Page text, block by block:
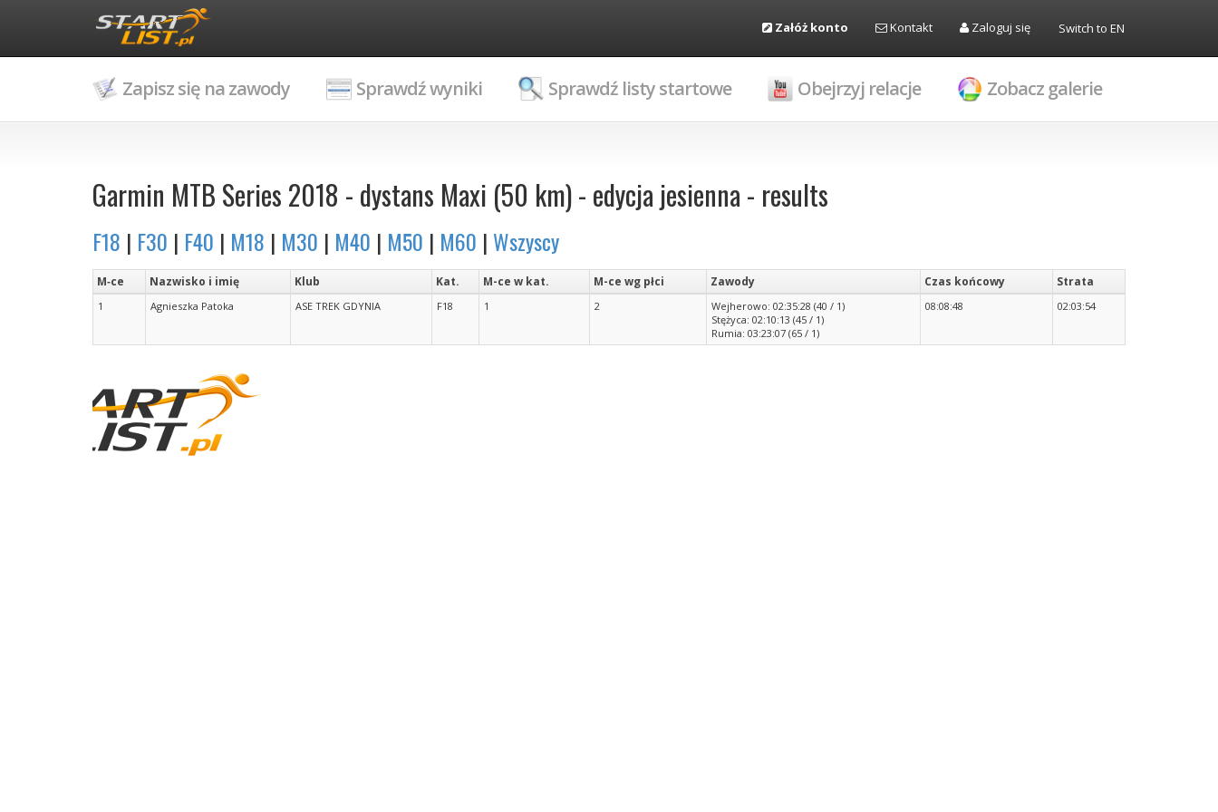
Załóż konto Kontakt Zaloguj się Switch to EN
Zapisz się na zawody Sprawdź wyniki Sprawdź listy startowe Obejrzyj relacje Zobacz galerie
Garmin MTB Series 2018 - dystans Maxi (50 km) - edycja jesienna - results
F18 | F30 | F40 | M18 | M30 | M40 | M50 | M60 | Wszyscy
M‑ce Nazwisko i imię Klub Kat. M-ce w kat. M-ce wg płci Zawody Czas końcowy Strata
1 Agnieszka Patoka ASE TREK GDYNIA F18 1 2
Wejherowo: 02:35:28 (40 / 1)
Stężyca: 02:10:13 (45 / 1)
Rumia: 03:23:07 (65 / 1)
08:08:48 02:03:54